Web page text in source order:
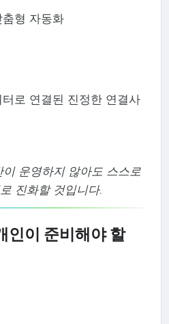
형 자동화
로 연결된 진정한 연결사
운영하지 않아도 스스로
진화할 것입니다.
인이 준비해야 할